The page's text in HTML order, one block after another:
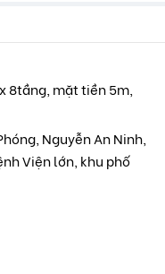
8tầng, mặt tiền 5m,
Nguyễn An Ninh,
Viện lớn, khu phố